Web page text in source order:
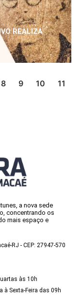
REALIZA
8 9 10 11
a nova sede
concentrando os
mais espaço e
RJ - CEP: 27947-570
às 10h
à Sexta-Feira das 09h